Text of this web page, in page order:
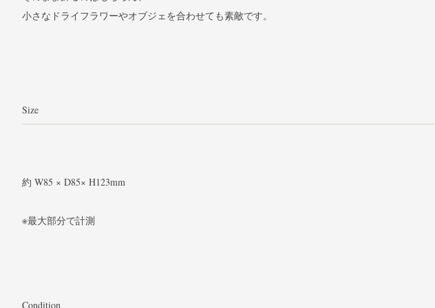
小さなドライフラワーやオブジェを合わせても素敵です。
Size
約 W85 × D85× H123mm
※最大部分で計測
Condition